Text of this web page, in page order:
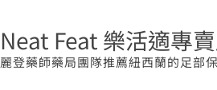
Neat Feat 樂活適專
麗登藥師藥局團隊推薦紐西蘭的足部